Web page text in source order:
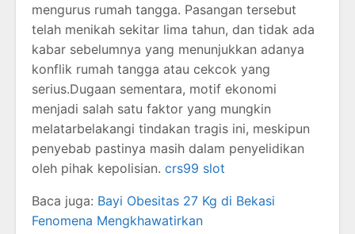
mengurus rumah tangga. Pasangan tersebut
telah menikah sekitar lima tahun, dan tidak ada
kabar sebelumnya yang menunjukkan adanya
konflik rumah tangga atau cekcok yang
serius.Dugaan sementara, motif ekonomi
menjadi salah satu faktor yang mungkin
melatarbelakangi tindakan tragis ini, meskipun
penyebab pastinya masih dalam penyelidikan
oleh pihak kepolisian. crs99 slot
Baca juga: Bayi Obesitas 27 Kg di Bekasi
Fenomena Mengkhawatirkan